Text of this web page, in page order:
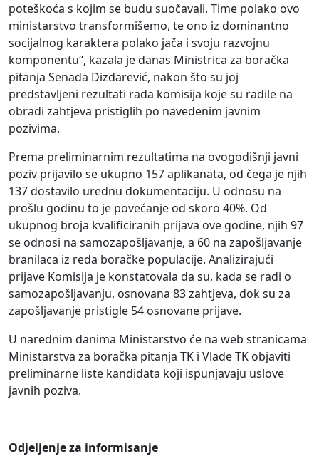
poteškoća s kojim se budu suočavali. Time polako ovo
ministarstvo transformišemo, te ono iz dominantno
socijalnog karaktera polako jača i svoju razvojnu
komponentu“, kazala je danas Ministrica za boračka
pitanja Senada Dizdarević, nakon što su joj
predstavljeni rezultati rada komisija koje su radile na
obradi zahtjeva pristiglih po navedenim javnim
pozivima.
Prema preliminarnim rezultatima na ovogodišnji javni
poziv prijavilo se ukupno 157 aplikanata, od čega je njih
137 dostavilo urednu dokumentaciju. U odnosu na
prošlu godinu to je povećanje od skoro 40%. Od
ukupnog broja kvalificiranih prijava ove godine, njih 97
se odnosi na samozapošljavanje, a 60 na zapošljavanje
branilaca iz reda boračke populacije. Analizirajući
prijave Komisija je konstatovala da su, kada se radi o
samozapošljavanju, osnovana 83 zahtjeva, dok su za
zapošljavanje pristigle 54 osnovane prijave.
U narednim danima Ministarstvo će na web stranicama
Ministarstva za boračka pitanja TK i Vlade TK objaviti
preliminarne liste kandidata koji ispunjavaju uslove
javnih poziva.
Odjeljenje za informisanje